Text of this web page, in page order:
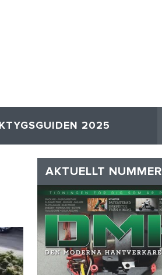
2025
AKTUELLT NUMMER